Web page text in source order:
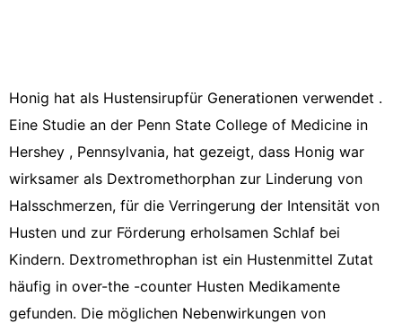
Honig hat als Hustensirupfür Generationen verwendet .
Eine Studie an der Penn State College of Medicine in
Hershey , Pennsylvania, hat gezeigt, dass Honig war
wirksamer als Dextromethorphan zur Linderung von
Halsschmerzen, für die Verringerung der Intensität von
Husten und zur Förderung erholsamen Schlaf bei
Kindern. Dextromethrophan ist ein Hustenmittel Zutat
häufig in over-the -counter Husten Medikamente
gefunden. Die möglichen Nebenwirkungen von